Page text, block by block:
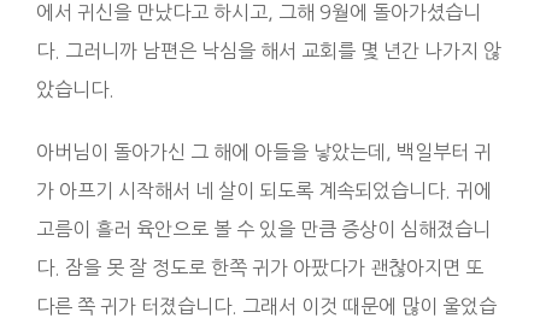
에서 귀신을 만났다고 하시고, 그해 9월에 돌아가셨습니
다. 그러니까 남편은 낙심을 해서 교회를 몇 년간 나가지 않
았습니다.
아버님이 돌아가신 그 해에 아들을 낳았는데, 백일부터 귀
가 아프기 시작해서 네 살이 되도록 계속되었습니다. 귀에
고름이 흘러 육안으로 볼 수 있을 만큼 증상이 심해졌습니
다. 잠을 못 잘 정도로 한쪽 귀가 아팠다가 괜찮아지면 또
다른 쪽 귀가 터졌습니다. 그래서 이것 때문에 많이 울었습